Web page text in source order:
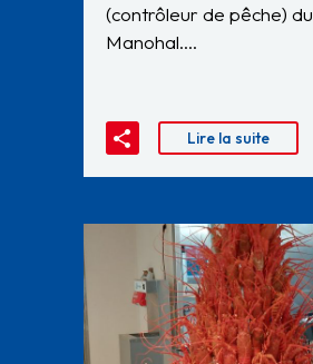
(contrôleur de pêche) du
Manohal….
Lire la suite